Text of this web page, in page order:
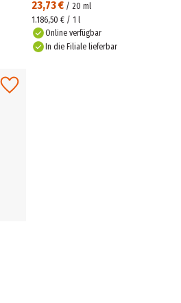
23,73 € / 20 ml
1.186,50 € / 1 l
Online verfügbar
In die Filiale lieferbar